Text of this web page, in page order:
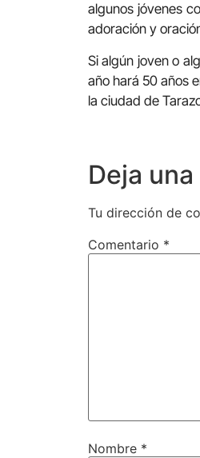
algunos jóvenes
adoración y
Si algún joven o
año hará 50 años
la ciudad de
Deja
Tu dirección de
Comentario *
Nombre *